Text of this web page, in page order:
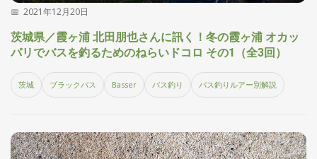
2021年12月20日
茨城県／霞ヶ浦 北田朋也さんに訊く！冬の霞ヶ浦 オカッ
パリでバスを釣るためのねらいドコロ その1（全3回）
茨城 ブラックバス Basser バス釣り バス釣りルアー別解説